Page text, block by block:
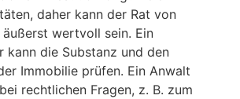
daher kann der Rat von
wertvoll sein. Ein
kann die Substanz und den
Immobilie prüfen. Ein Anwalt
rechtlichen Fragen, z. B. zum